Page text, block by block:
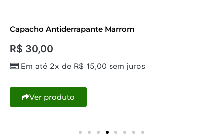
Capacho Antiderrapante Marrom
R$ 30,00
Em até 2x de R$ 15,00 sem juros
Ver produto